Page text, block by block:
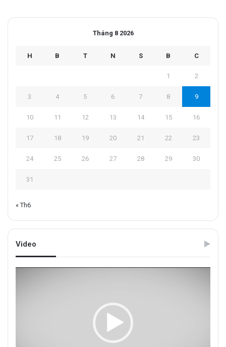
Tháng 8 2026
H B T N S B C
1 2
3 4 5 6 7 8 9
10 11 12 13 14 15 16
17 18 19 20 21 22 23
24 25 26 27 28 29 30
31
« Th6
Video